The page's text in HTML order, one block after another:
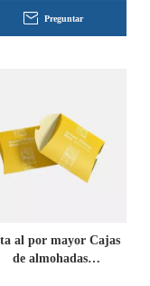
Preguntar
al por mayor Cajas
de almohadas